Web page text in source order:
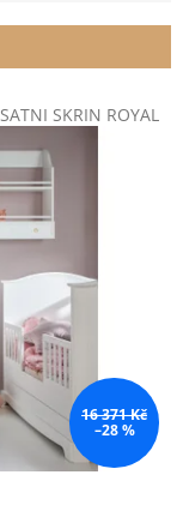
16 371 Kč
–28 %
SATNI SKRIN ROYAL